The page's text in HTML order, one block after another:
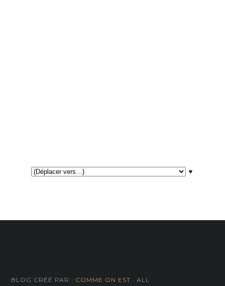
▼
BLOG CRÉÉ PAR : COMME ON EST . ALL